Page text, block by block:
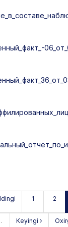
1 2
Keyingi ›